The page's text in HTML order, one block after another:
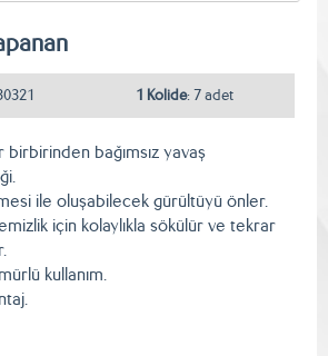
1 Kolide: 7 adet
birbirinden bağımsız yavaş
ile oluşabilecek gürültüyü önler.
için kolaylıkla sökülür ve tekrar
kullanım.